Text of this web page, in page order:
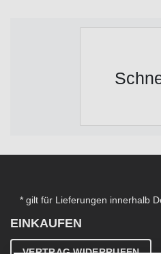
* gilt für Lieferungen innerhalb
EINKAUFEN
VERTRAG WIDERRUFEN